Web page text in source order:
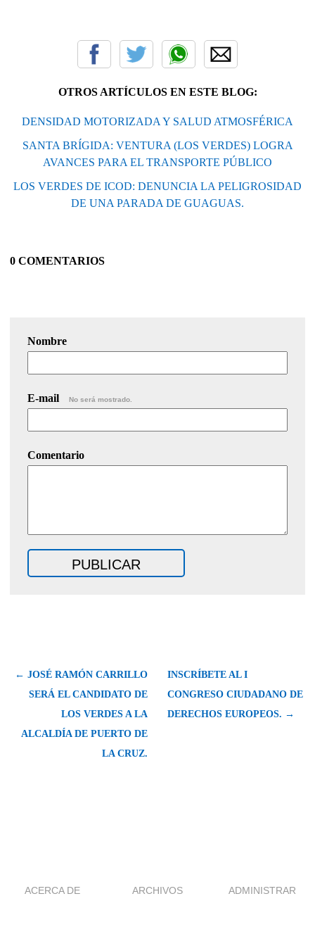
OTROS ARTÍCULOS EN ESTE BLOG:
DENSIDAD MOTORIZADA Y SALUD ATMOSFÉRICA
SANTA BRÍGIDA: VENTURA (LOS VERDES) LOGRA
AVANCES PARA EL TRANSPORTE PÚBLICO
LOS VERDES DE ICOD: DENUNCIA LA PELIGROSIDAD
DE UNA PARADA DE GUAGUAS.
0 COMENTARIOS
Nombre
E-mail No será mostrado.
Comentario
← JOSÉ RAMÓN CARRILLO
SERÁ EL CANDIDATO DE
LOS VERDES A LA
ALCALDÍA DE PUERTO DE
LA CRUZ.
INSCRÍBETE AL I
CONGRESO CIUDADANO DE
DERECHOS EUROPEOS. →
ACERCA DE ARCHIVOS ADMINISTRAR